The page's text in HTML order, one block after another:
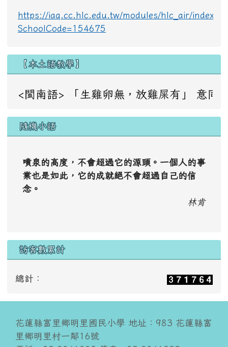
https://iaq.cc.hlc.edu.tw/modules/hlc_air/
SchoolCode=154675
【本土語教學】
<閩南語> 「生雞卵無，放雞屎有」 意
隨機小語
噴泉的高度，不會超過它的源頭。一個人的事
業也是如此，它的成就絕不會超過自己的信
念。
林肯
訪客數累計
總計：
花蓮縣富里鄉明里國民小學 地址：983 花蓮縣富
里鄉明里村一鄰16號